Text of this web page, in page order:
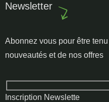
Newsletter
Abonnez vous pour être
nouveautés et de nos offres
Inscription Newslette